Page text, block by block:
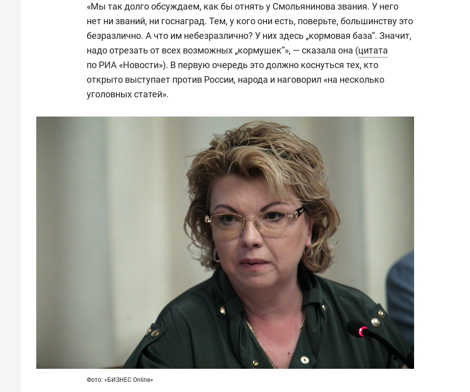
«Мы так долго обсуждаем, как бы отнять у Смольянинова звания. У него
нет ни званий, ни госнаград. Тем, у кого они есть, поверьте, большинству это
безразлично. А что им небезразлично? У них здесь „кормовая база“. Значит,
надо отрезать от всех возможных „кормушек“», — сказала она (цитата
по РИА «Новости»). В первую очередь это должно коснуться тех, кто
открыто выступает против России, народа и наговорил «на несколько
уголовных статей».
Фото: «БИЗНЕС Online»
ЖК «Заря»
когда человек не считает
свою сверхнагрузку
стрессом»
с мебелью за 2 миллиона –
для меня это челлендж!»